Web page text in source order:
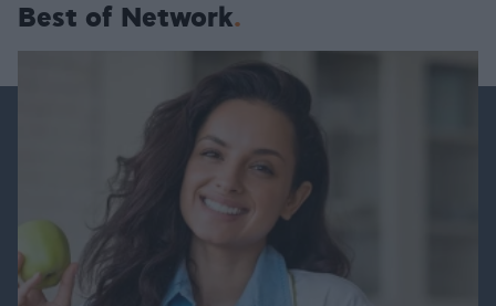
Best of Network